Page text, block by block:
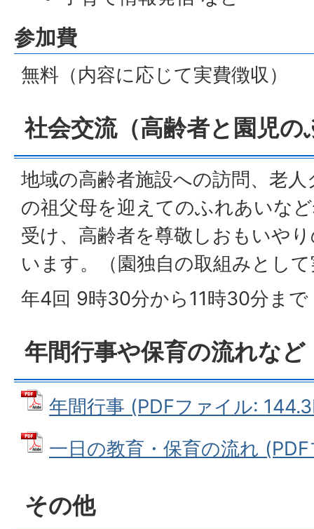
参加費
無料（内容に応じて実費徴収）
社会交流（高齢者と園児の
地域の高齢者施設への訪問、老
の祖父母を迎えてのふれあいな
受け、高齢者を尊敬しおもいや
います。（園独自の取組みとし
年4回 9時30分から11時30分まで
年間行事や保育の流れなど
年間行事 (PDFファイル:
一日の教育・保育の流れ
その他